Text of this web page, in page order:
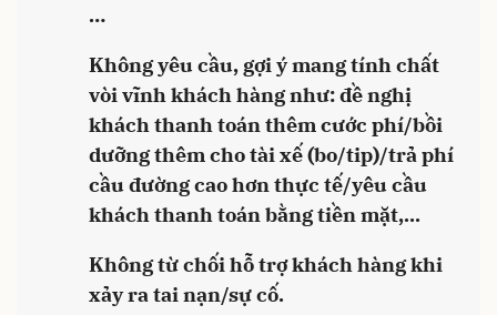
…
Không yêu cầu, gợi ý mang tính chất
vòi vĩnh khách hàng như: đề nghị
khách thanh toán thêm cước phí/bồi
dưỡng thêm cho tài xế (bo/tip)/trả phí
cầu đường cao hơn thực tế/yêu cầu
khách thanh toán bằng tiền mặt,...
Không từ chối hỗ trợ khách hàng khi
xảy ra tai nạn/sự cố.